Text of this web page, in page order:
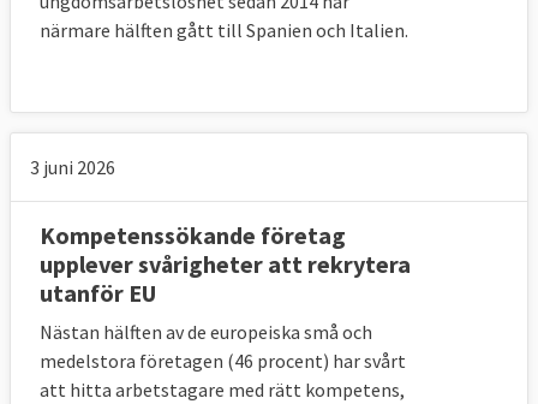
närmare hälften gått till Spanien och Italien.
3 juni 2026
Kompetenssökande företag
upplever svårigheter att rekrytera
utanför EU
Nästan hälften av de europeiska små och
medelstora företagen (46 procent) har svårt
att hitta arbetstagare med rätt kompetens,